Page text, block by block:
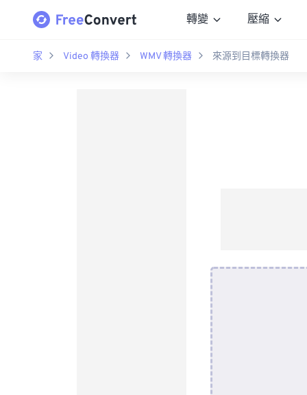
轉變 壓縮
家 Video 轉換器 WMV 轉換器 來源到目標轉換器